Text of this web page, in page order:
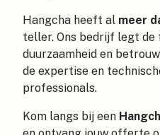
Hangcha heeft al meer
teller. Ons bedrijf legt de
duurzaamheid en
de expertise en
professionals.
Kom langs bij een